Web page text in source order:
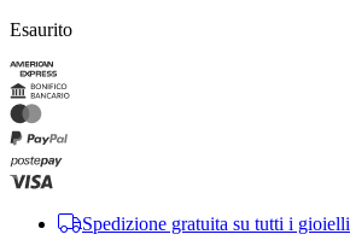
Esaurito
Spedizione gratuita su tutti i gioielli